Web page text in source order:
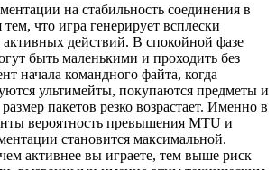
на стабильность соединения в
тем, что игра генерирует всплески
действий. В спокойной фазе
быть маленькими и проходить без
начала командного файта, когда
ультимейты, покупаются предметы и
пакетов резко возрастает. Именно в
вероятность превышения MTU и
становится максимальной.
активнее вы играете, тем выше риск